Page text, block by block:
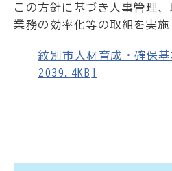
この方針に基づき人事管理、
業務の効率化等の取組を実施
紋別市人材育成・確保基
2039.4KB]